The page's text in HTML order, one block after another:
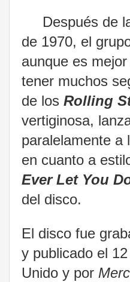
Después de
de 1970, el
aunque es
tener muchos
de los Rolling
vertiginosa,
paralelamente a
en cuanto a
Ever Let You
del disco.
El disco fue
y publicado el
Unido y por